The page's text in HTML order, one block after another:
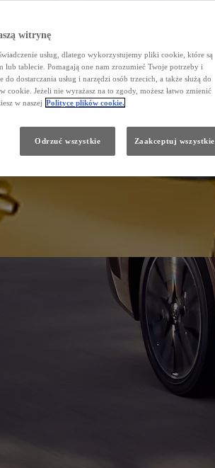
witrynę
usług, dlatego wykorzystujemy pliki cookie, które są
tablecie. Pomagają one nam zrozumieć Twoje potrzeby i
dostarczania usług i narzędzi osób trzecich, a także służą do
Jeżeli nie wyrażasz na to zgody, możesz łatwo zmienić
w naszej Polityce plików cookie.
Odrzuć wszystkie Zaakceptuj wszystkie